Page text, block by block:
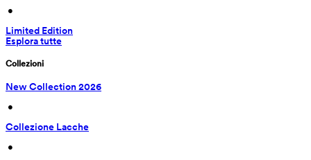
•
Limited Edition
Esplora tutte
Collezioni
New Collection 2026
•
Collezione Lacche
•